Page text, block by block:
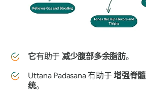
它有助于 减少腹部多余脂肪。
Uttana Padasana有助于增强脊髓
统。